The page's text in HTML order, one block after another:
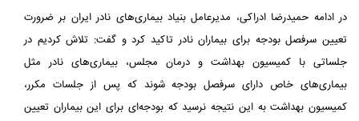
در ادامه حمیدرضا ادراکی، مدیرعامل بنیاد بیماری‌های نادر ایران بر ضرورت
تعیین سرفصل بودجه برای بیماران نادر تاکید کرد و گفت: تلاش کردیم در
جلساتی با کمیسیون بهداشت و درمان مجلس، بیماری‌های نادر مثل
بیماری‌های خاص دارای سرفصل بودجه شوند که پس از جلسات مکرر،
کمیسیون بهداشت به این نتیجه نرسید که بودجه‌ای برای این بیماران تعیین